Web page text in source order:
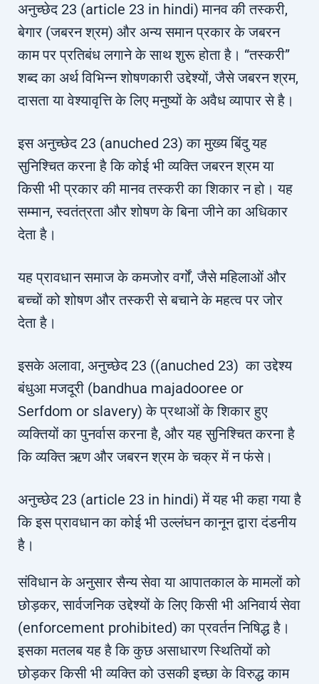
अनुच्छेद 23 (article 23 in hindi) मानव की तस्करी,
बेगार (जबरन श्रम) और अन्य समान प्रकार के जबरन
काम पर प्रतिबंध लगाने के साथ शुरू होता है। “तस्करी”
शब्द का अर्थ विभिन्न शोषणकारी उद्देश्यों, जैसे जबरन श्रम,
दासता या वेश्यावृत्ति के लिए मनुष्यों के अवैध व्यापार से है।
इस अनुच्छेद 23 (anuched 23) का मुख्य बिंदु यह
सुनिश्चित करना है कि कोई भी व्यक्ति जबरन श्रम या
किसी भी प्रकार की मानव तस्करी का शिकार न हो। यह
सम्मान, स्वतंत्रता और शोषण के बिना जीने का अधिकार
देता है।
यह प्रावधान समाज के कमजोर वर्गों, जैसे महिलाओं और
बच्चों को शोषण और तस्करी से बचाने के महत्व पर जोर
देता है।
इसके अलावा, अनुच्छेद 23 ((anuched 23) का उद्देश्य
बंधुआ मजदूरी (bandhua majadooree or
Serfdom or slavery) के प्रथाओं के शिकार हुए
व्यक्तियों का पुनर्वास करना है, और यह सुनिश्चित करना है
कि व्यक्ति ऋण और जबरन श्रम के चक्र में न फंसे।
अनुच्छेद 23 (article 23 in hindi) में यह भी कहा गया है
कि इस प्रावधान का कोई भी उल्लंघन कानून द्वारा दंडनीय
है।
संविधान के अनुसार सैन्य सेवा या आपातकाल के मामलों को
छोड़कर, सार्वजनिक उद्देश्यों के लिए किसी भी अनिवार्य सेवा
(enforcement prohibited) का प्रवर्तन निषिद्ध है।
इसका मतलब यह है कि कुछ असाधारण स्थितियों को
छोड़कर किसी भी व्यक्ति को उसकी इच्छा के विरुद्ध काम